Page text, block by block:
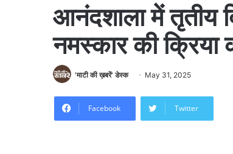
आनंदशाला में तृतीय
नमस्कार की क्रिया
'माटी की ख़बरें' डेस्क May 31, 2025
Facebook Twitter